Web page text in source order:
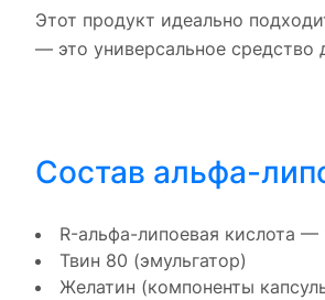
Этот продукт идеально
— это универсальное средство
Состав альфа-
R-альфа-липоевая кислота —
Твин 80 (эмульгатор)
Желатин (компоненты